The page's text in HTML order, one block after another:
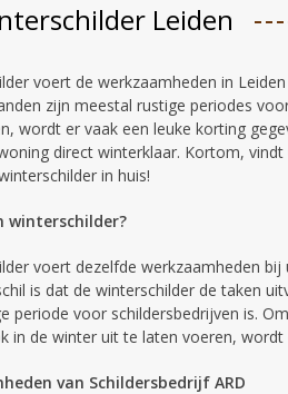
Leiden
voert de werkzaamheden in
zijn meestal rustige periodes
wordt er vaak een leuke korting
direct winterklaar. Kortom,
in huis!
winterschilder?
voert dezelfde werkzaamheden bij
is dat de winterschilder de taken
periode voor schildersbedrijven is.
in de winter uit te laten voeren,
van Schildersbedrijf ARD